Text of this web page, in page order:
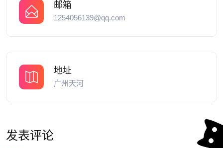
邮箱
1254056139@qq.com
地址
广州天河
发表评论